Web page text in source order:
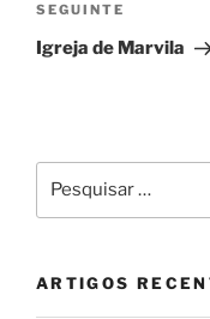
Conteúdo
seguinte
SEGUINTE
Igreja de Marvila
por:
ARTIGOS